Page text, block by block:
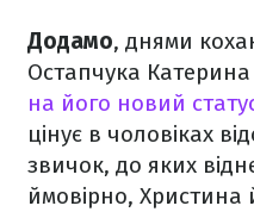
Додамо, днями
Остапчука
на його новий
цінує в чоловіках
звичок, до яких
ймовірно,